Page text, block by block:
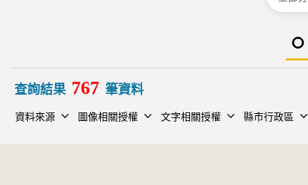
查詢結果 767 筆資料
資料來源 圖像相關授權 文字相關授權 縣市行政區